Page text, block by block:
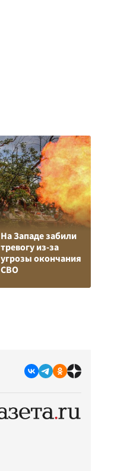
На Западе забили
тревогу из-за
угрозы окончания
СВО